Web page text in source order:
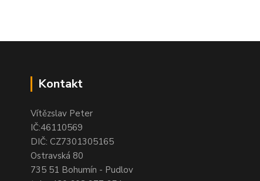
Kontakt
Vítězslav Peter
IČ:46110569
DIČ: CZ7301305165
Ostravská 80
735 51 Bohumín - Pudlov